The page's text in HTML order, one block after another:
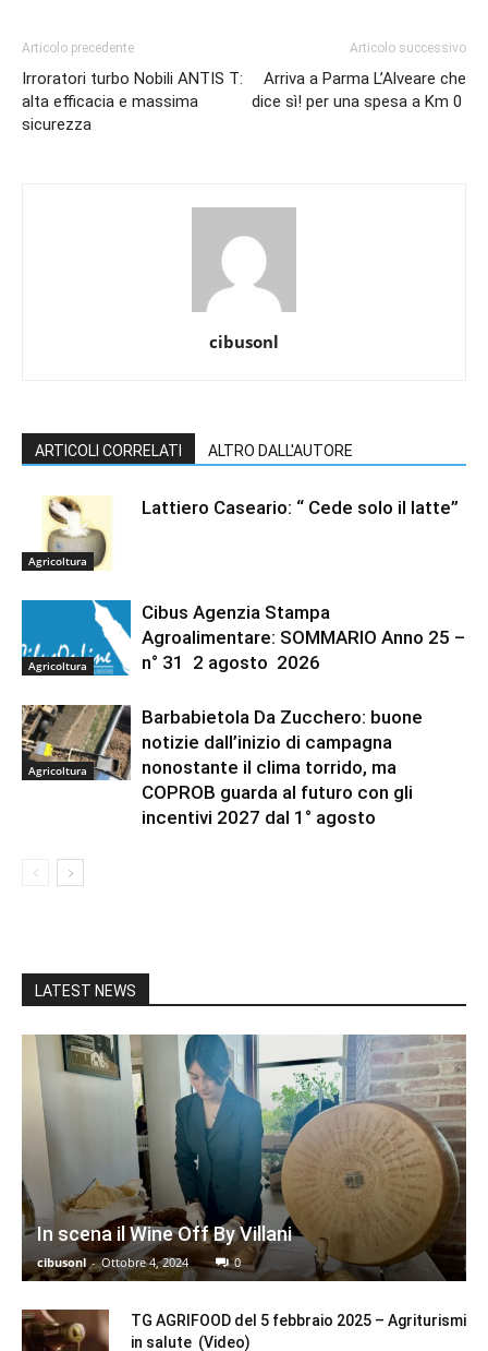
Articolo precedente
Irroratori turbo Nobili ANTIS T:
alta efficacia e massima
sicurezza
Articolo successivo
Arriva a Parma L’Alveare che
dice sì! per una spesa a Km 0
cibusonl
ARTICOLI CORRELATI ALTRO DALL'AUTORE
Agricoltura
Lattiero Caseario: “ Cede solo il latte”
Agricoltura
Cibus Agenzia Stampa
Agroalimentare: SOMMARIO Anno 25 –
n° 31 2 agosto 2026
Agricoltura
Barbabietola Da Zucchero: buone
notizie dall’inizio di campagna
nonostante il clima torrido, ma
COPROB guarda al futuro con gli
incentivi 2027 dal 1° agosto
LATEST NEWS
In scena il Wine Off By Villani
cibusonl - Ottobre 4, 2024 0
TG AGRIFOOD del 5 febbraio 2025 – Agriturismi
in salute (Video)